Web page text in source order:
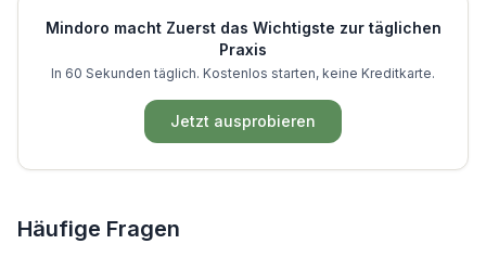
Mindoro macht Zuerst das Wichtigste zur täglichen
Praxis
In 60 Sekunden täglich. Kostenlos starten, keine Kreditkarte.
Jetzt ausprobieren
Häufige Fragen